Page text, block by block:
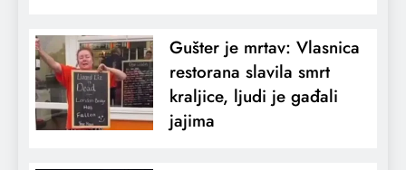
Gušter je mrtav: Vlasnica
restorana slavila smrt
kraljice, ljudi je gađali
jajima